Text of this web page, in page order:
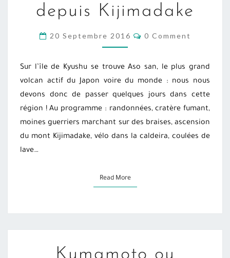
ASO
DÉCOUVERTE
KIJIMADAKE
depuis Kijimadake
20 Septembre 2016 COMMENTS
0 Comment
Sur l’île de Kyushu se trouve Aso san, le plus grand
volcan actif du Japon voire du monde : nous nous
devons donc de passer quelques jours dans cette
région ! Au programme : randonnées, cratère fumant,
moines guerriers marchant sur des braises, ascension
du mont Kijimadake, vélo dans la caldeira, coulées de
lave…
Read MoreRead More
OU